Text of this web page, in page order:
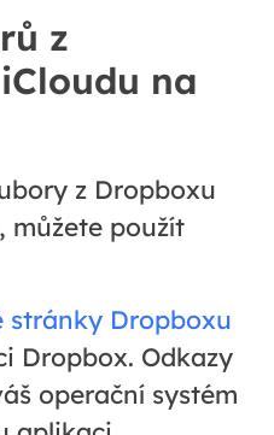
z
na
z Dropboxu
můžete použít
stránky Dropboxu
Dropbox. Odkazy
operační systém